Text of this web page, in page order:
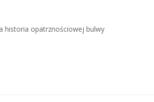
historia opatrznościowej bulwy